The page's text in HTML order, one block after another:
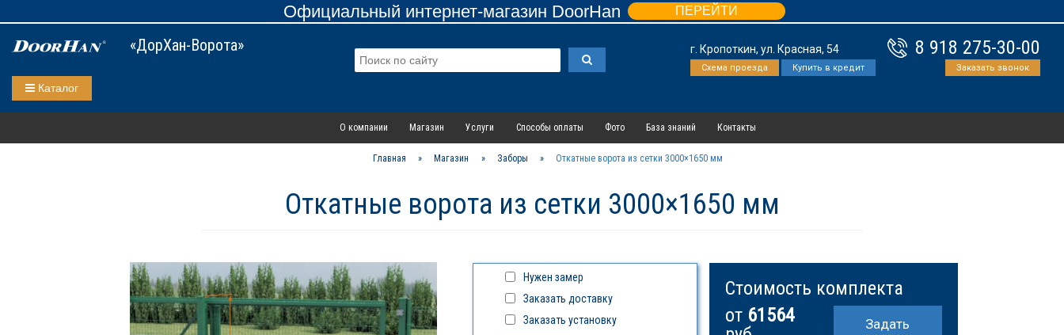
Официальный интернет-магазин DoorHan ПЕРЕЙТИ
«ДорХан-Ворота» 8 918 275-30-00
Заказать звонок
г. Кропоткин, ул. Красная, 54
Схема проезда Купить в кредит
Каталог
О компании Магазин Услуги Способы оплаты Фото База знаний Контакты
Главная » Магазин » Заборы » Откатные ворота из сетки 3000×1650 мм
Откатные ворота из сетки 3000×1650 мм
Нужен замер
Заказать доставку
Заказать установку
Стоимость комплекта
от 61564
Задать